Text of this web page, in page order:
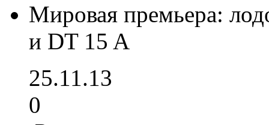
Мировая премьера:
и DT 15 A
25.11.13
0